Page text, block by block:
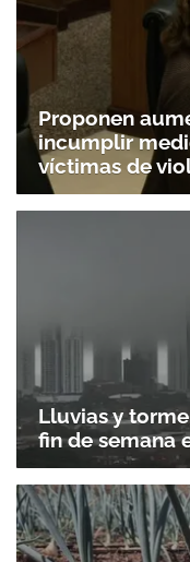
Proponen
incumplir
víctimas de
Lluvias y
fin de semana